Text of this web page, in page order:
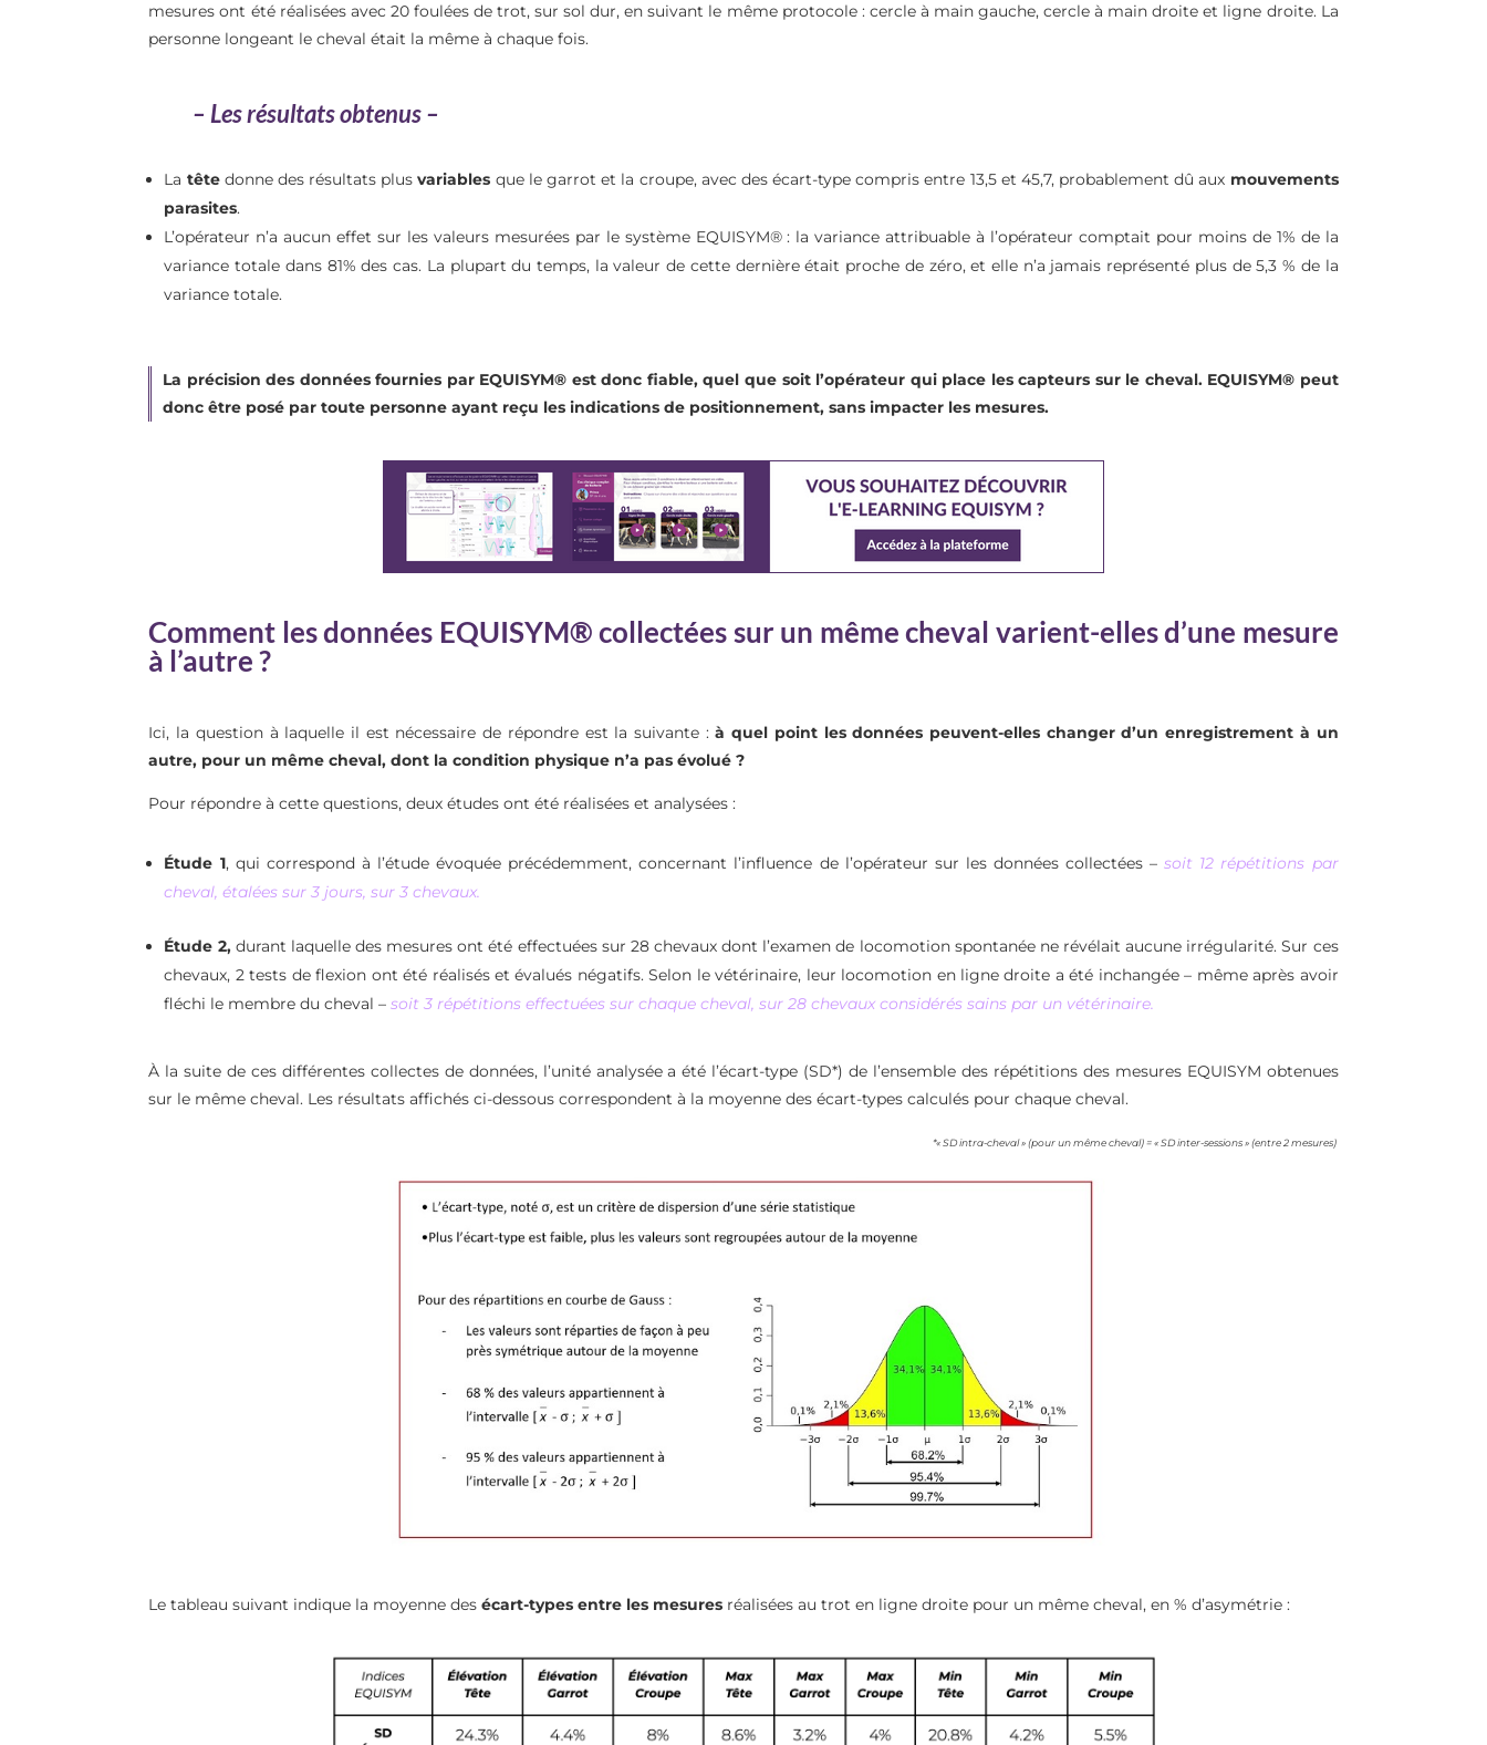
mesures ont été réalisées avec 20 foulées de trot, sur sol dur, en suivant le même protocole : cercle à main gauche, cercle à main droite et ligne droite. La
personne longeant le cheval était la même à chaque fois.
– Les résultats obtenus –
La têtedonne des résultats plusvariables que le garrot et la croupe, avec des écart-type compris entre 13,5 et 45,7, probablement dû aux mouvements
parasites.
L’opérateur n’a aucun effet sur les valeurs mesurées par le système EQUISYM® : la variance attribuable à l’opérateur comptait pour moins de 1% de la
variance totale dans 81% des cas. La plupart du temps, la valeur de cette dernière était proche de zéro, et elle n’a jamais représenté plus de 5,3 % de la
variance totale.
La précision des données fournies par EQUISYM® est donc fiable, quel que soit l’opérateur qui place les capteurs sur le cheval. EQUISYM® peut
donc être posé par toute personne ayant reçu les indications de positionnement, sans impacter les mesures.
Comment les données EQUISYM® collectées sur un même cheval varient-elles d’une mesure
à l’autre ?
Ici, la question à laquelle il est nécessaire de répondre est la suivante :à quel point les données peuvent-elles changer d’un enregistrement à un
autre, pour un même cheval, dont la condition physique n’a pas évolué ?
Pour répondre à cette questions, deux études ont été réalisées et analysées :
Étude 1, qui correspond à l’étude évoquée précédemment, concernant l’influence de l’opérateur sur les données collectées –soit 12 répétitions par
cheval, étalées sur 3 jours, sur 3 chevaux.
Étude 2, durant laquelle des mesures ont été effectuées sur 28 chevaux dont l’examen de locomotion spontanée ne révélait aucune irrégularité. Sur ces
chevaux, 2 tests de flexion ont été réalisés et évalués négatifs. Selon le vétérinaire, leur locomotion en ligne droite a été inchangée – même après avoir
fléchi le membre du cheval –soit 3 répétitions effectuées sur chaque cheval, sur 28 chevaux considérés sains par un vétérinaire.
À la suite de ces différentes collectes de données, l’unité analysée a été l’écart-type (SD*) de l’ensemble des répétitions des mesures EQUISYM obtenues
sur le même cheval. Les résultats affichés ci-dessous correspondent à la moyenne des écart-types calculés pour chaque cheval.
*« SD intra-cheval » (pour un même cheval) = « SD inter-sessions » (entre 2 mesures)
Le tableau suivant indique la moyenne desécart-types entre les mesures réalisées au trot en ligne droite pour un même cheval, en % d’asymétrie :